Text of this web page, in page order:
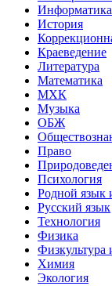
История
Краеведение
Литература
Математика
МХК
Музыка
ОБЖ
Право
Психология
Родной язык
Русский язык
Технология
Физика
Физкультура
Химия
Экология